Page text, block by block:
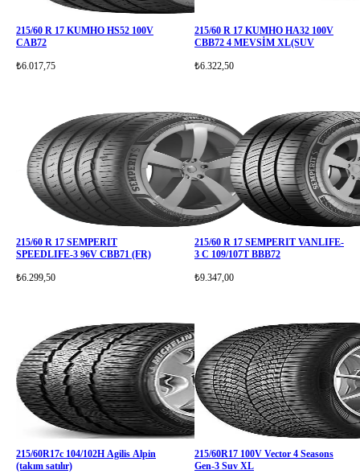
215/60 R 17 KUMHO HS52 100V
CAB72
₺6.017,75
215/60 R 17 KUMHO HA32 100V
CBB72 4 MEVSİM XL(SUV
₺6.322,50
215/60 R 17 SEMPERIT
SPEEDLIFE-3 96V CBB71 (FR)
₺6.299,50
215/60 R 17 SEMPERIT VANLIFE-
3 C 109/107T BBB72
₺9.347,00
215/60R17c 104/102H Agilis Alpin
(takım satılır)
215/60R17 100V Vector 4 Seasons
Gen-3 Suv XL